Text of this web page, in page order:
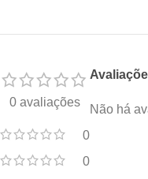
0 avaliações
0
0
Não há